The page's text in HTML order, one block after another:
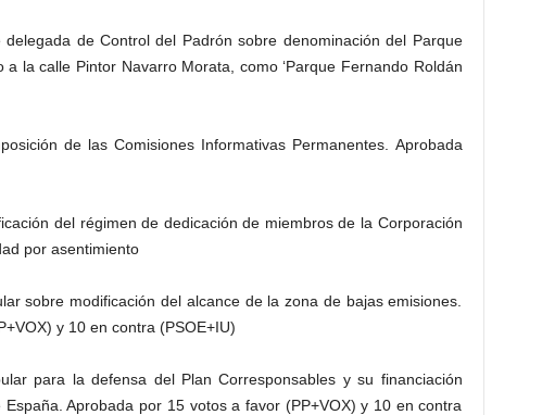
de Control del Padrón sobre denominación del Parque
la calle Pintor Navarro Morata, como ‘Parque Fernando Roldán
de las Comisiones Informativas Permanentes. Aprobada
del régimen de dedicación de miembros de la Corporación
por asentimiento
sobre modificación del alcance de la zona de bajas emisiones.
y 10 en contra (PSOE+IU)
para la defensa del Plan Corresponsables y su financiación
Aprobada por 15 votos a favor (PP+VOX) y 10 en contra